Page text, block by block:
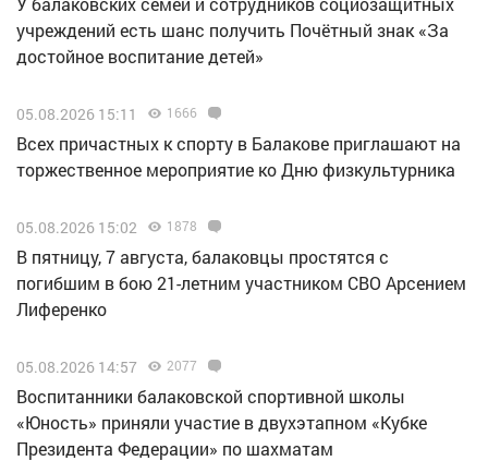
учреждений есть шанс получить Почётный знак «За
достойное воспитание детей»
05.08.2026 15:11 1666
Всех причастных к спорту в Балакове приглашают на
торжественное мероприятие ко Дню физкультурника
05.08.2026 15:02 1878
В пятницу, 7 августа, балаковцы простятся с
погибшим в бою 21-летним участником СВО Арсением
Лиференко
05.08.2026 14:57 2077
Воспитанники балаковской спортивной школы
«Юность» приняли участие в двухэтапном «Кубке
Президента Федерации» по шахматам